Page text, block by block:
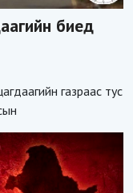
биед
газраас тус